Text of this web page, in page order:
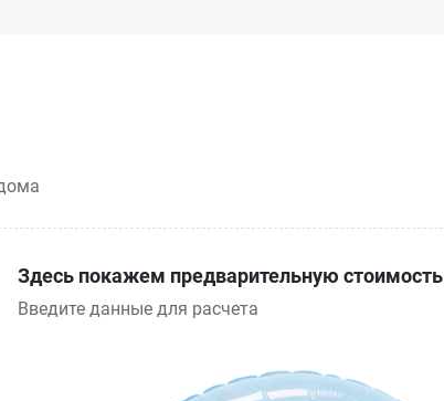
Здесь покажем предварительную стоимость
Введите данные для расчета